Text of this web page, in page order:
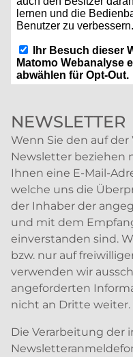
NEWSLETTER
Wenn Sie den auf
Newsletter beziehen
Ihnen eine E-Mail-
welche uns die
der Inhaber der
und mit dem
einverstanden sind.
bzw. nur auf
verwenden wir
angeforderten
nicht an Dritte weiter.
Die Verarbeitung der